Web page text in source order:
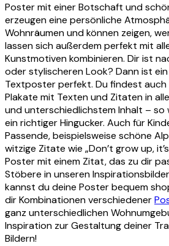
Poster mit einer Botschaft und
erzeugen eine persönliche
Wohnräumen und können zeigen,
lassen sich außerdem perfekt mit
Kunstmotiven kombinieren. Dir ist
oder stylischeren Look? Dann ist
Textposter perfekt. Du findest
Plakate mit Texten und Zitaten in
und unterschiedlichstem Inhalt –
ein richtiger Hingucker. Auch für
Passende, beispielsweise schöne
witzige Zitate wie „Don’t grow up,
Poster mit einem Zitat, das zu dir
Stöbere in unseren
kannst du deine Poster bequem
dir Kombinationen verschiedener
ganz unterschiedlichen
Inspiration zur Gestaltung deiner
Bildern!